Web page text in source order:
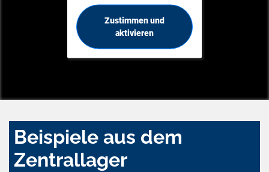
Zustimmen und
aktivieren
Beispiele aus dem
Zentrallager